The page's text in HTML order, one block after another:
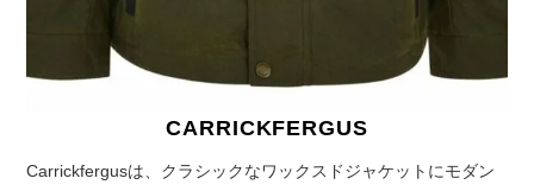
CARRICKFERGUS
Carrickfergusは、クラシックなワックスドジャケットにモダン